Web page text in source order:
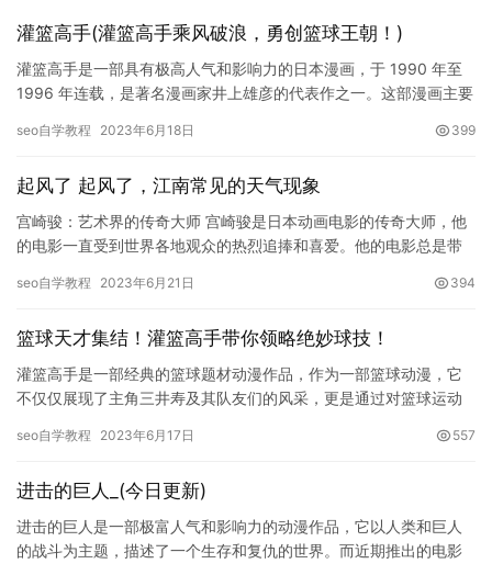
灌篮高手(灌篮高手乘风破浪，勇创篮球王朝！)
灌篮高手是一部具有极高人气和影响力的日本漫画，于 1990 年至
1996 年连载，是著名漫画家井上雄彦的代表作之一。这部漫画主要
seo自学教程 2023年6月18日 399
起风了 起风了，江南常见的天气现象
宫崎骏：艺术界的传奇大师 宫崎骏是日本动画电影的传奇大师，他
的电影一直受到世界各地观众的热烈追捧和喜爱。他的电影总是带
影主…
seo自学教程 2023年6月21日 394
篮球天才集结！灌篮高手带你领略绝妙球技！
灌篮高手是一部经典的篮球题材动漫作品，作为一部篮球动漫，它
不仅仅展现了主角三井寿及其队友们的风采，更是通过对篮球运动
生态度…
seo自学教程 2023年6月17日 557
进击的巨人_(今日更新)
进击的巨人是一部极富人气和影响力的动漫作品，它以人类和巨人
的战斗为主题，描述了一个生存和复仇的世界。而近期推出的电影